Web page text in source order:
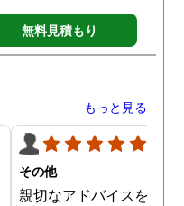
無料見積もり
もっと見る
その他
親切なアドバイスを頂き